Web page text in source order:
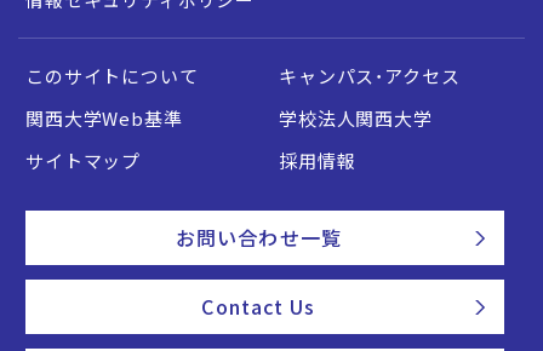
このサイトについて
キャンパス・アクセス
関西大学Web基準
学校法人関西大学
サイトマップ
採用情報
お問い合わせ一覧
Contact Us